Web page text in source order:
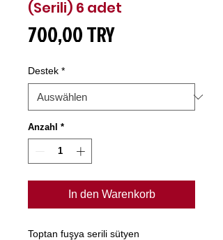
(Serili) 6 adet
700,00 TRYPreis
Destek *
Anzahl *
In den Warenkorb
Toptan fuşya serili sütyen